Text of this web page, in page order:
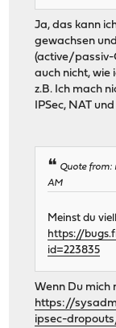
Ja, das kann
gewachsen
(active/passiv-
auch nicht, wie
z.B. Ich mach
IPSec, NAT
Quote from:
AM
Meinst du
https://
id=223835
Wenn Du mich
https://
ipsec-